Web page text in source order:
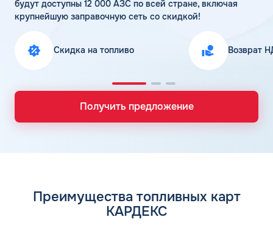
будут доступны 12 000 АЗС по всей стране, включая
крупнейшую заправочную сеть со скидкой!
Скидка на топливо Возврат
Получить предложение
Преимущества топливных карт
КАРДЕКС